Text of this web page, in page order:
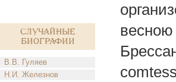
Случайные
биографии
В.В. Гуляев
Н.И. Железнов
весною